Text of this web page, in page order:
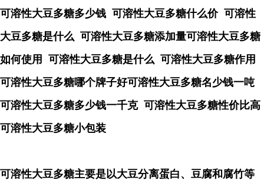
可溶性大豆多糖多少钱 可溶性大豆多糖什么价 可溶性
大豆多糖是什么 可溶性大豆多糖添加量可溶性大豆多糖
如何使用 可溶性大豆多糖是什么 可溶性大豆多糖作用
可溶性大豆多糖哪个牌子好可溶性大豆多糖名少钱一吨
可溶性大豆多糖多少钱一千克 可溶性大豆多糖性价比高
可溶性大豆多糖小包装
可溶性大豆多糖主要是以大豆分离蛋白、豆腐和腐竹等